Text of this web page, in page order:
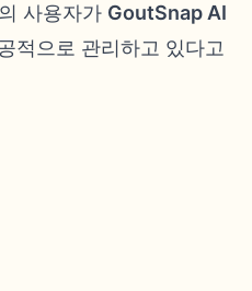
사용자가 GoutSnap AI
적으로 관리하고 있다고